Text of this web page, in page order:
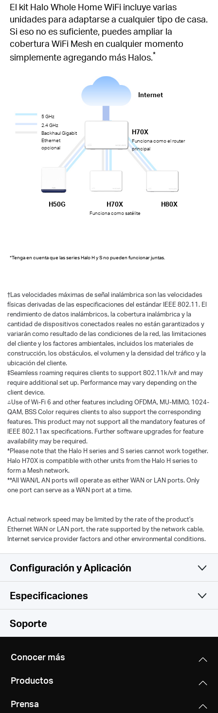
El kit Halo Whole Home WiFi incluye varias
unidades para adaptarse a cualquier tipo de casa.
Si eso no es suficiente, puedes ampliar la
cobertura WiFi Mesh en cualquier momento
simplemente agregando más Halos.*
Internet
H70X
Funciona como el router
principal
H70X
Funciona como satélite
H80X
H50G
5 GHz
2.4 GHz
Backhaul Gigabit
Ethernet
opcional
*Tenga en cuenta que las series Halo H y S no pueden funcionar juntas.
†Las velocidades máximas de señal inalámbrica son las velocidades
físicas derivadas de las especificaciones del estándar IEEE 802.11. El
rendimiento de datos inalámbricos, la cobertura inalámbrica y la
cantidad de dispositivos conectados reales no están garantizados y
variarán como resultado de las condiciones de la red, las limitaciones
del cliente y los factores ambientales, incluidos los materiales de
construcción, los obstáculos, el volumen y la densidad del tráfico y la
ubicación del cliente.
‡Seamless roaming requires clients to support 802.11k/v/r and may
require additional set up. Performance may vary depending on the
client device.
△Use of Wi-Fi 6 and other features including OFDMA, MU-MIMO, 1024-
QAM, BSS Color requires clients to also support the corresponding
features. This product may not support all the mandatory features of
IEEE 802.11ax specifications. Further software upgrades for feature
availability may be required.
*Please note that the Halo H series and S series cannot work together.
Halo H70X is compatible with other units from the Halo H series to
form a Mesh network.
**All WAN/L AN ports will operate as either WAN or LAN ports. Only
one port can serve as a WAN port at a time.
Actual network speed may be limited by the rate of the product's
Ethernet WAN or LAN port, the rate supported by the network cable,
Internet service provider factors and other environmental conditions.
Configuración y Aplicación
Simple y Funcional
Especificaciones
Wireless
Wi-Fi 6
IEEE 802.11ax/n/b/g 2.4 GHz
Signal Rate
Router, Access Point
Quality of Service
5 × 3.2 × 3.3 in (128 × 81 × 83.7 mm)
Soporte
Conocer más
Productos
Prensa